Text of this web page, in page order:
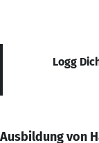
Logg
Ausbildung von